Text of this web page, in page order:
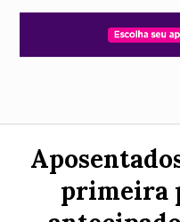
primeira